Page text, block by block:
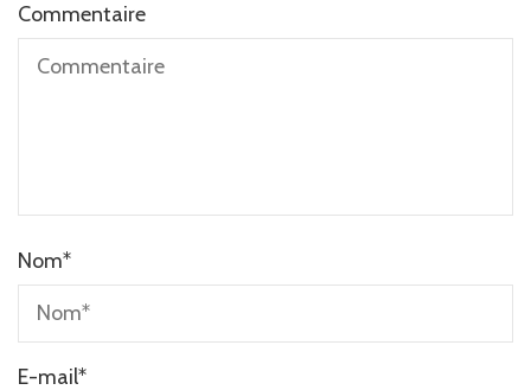
Commentaire
Nom*
E-mail*